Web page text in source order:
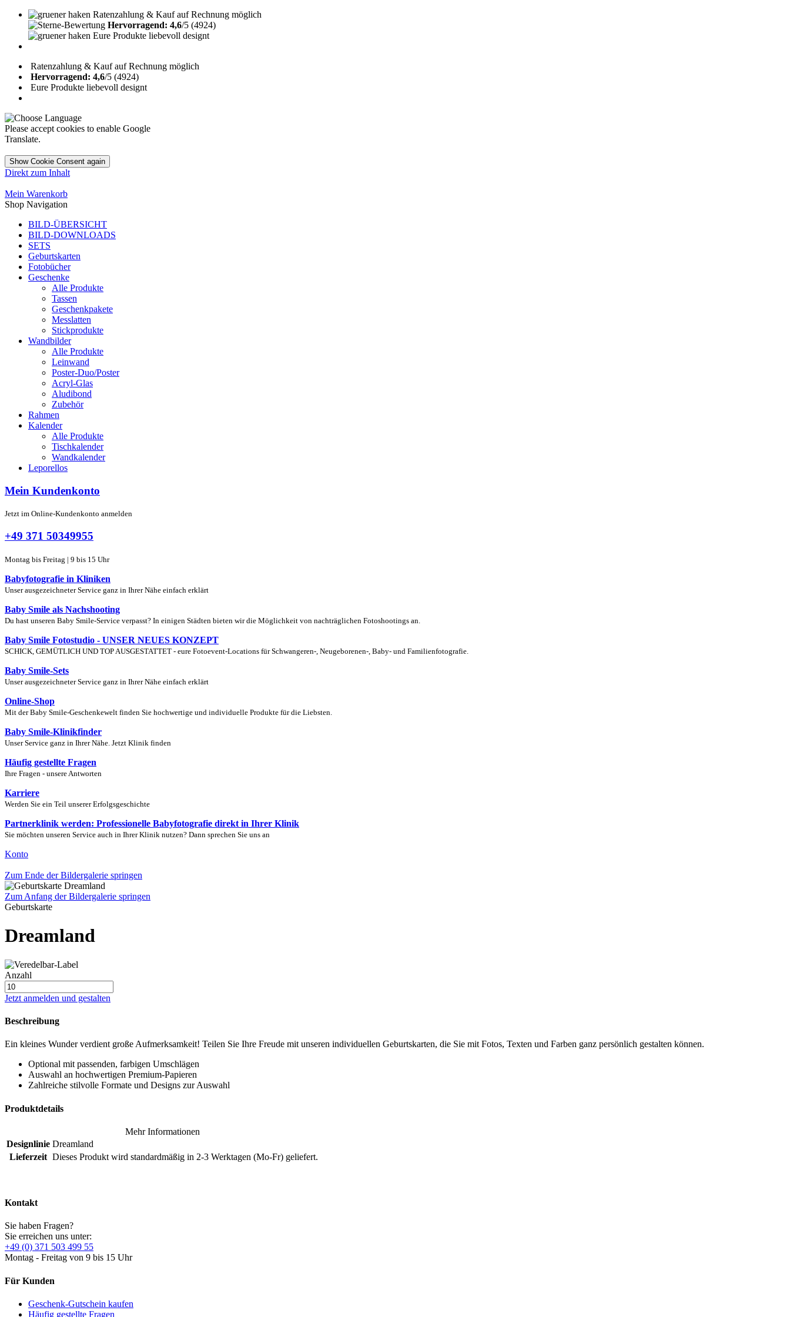
Ratenzahlung & Kauf auf Rechnung möglich
Hervorragend: 4,6/5 (4924)
Eure Produkte liebevoll designt
Ratenzahlung & Kauf auf Rechnung möglich
Hervorragend: 4,6/5 (4924)
Eure Produkte liebevoll designt
Please accept cookies to enable Google
Translate.
Show Cookie Consent again
Direkt zum Inhalt
Mein Warenkorb
Shop Navigation
BILD-ÜBERSICHT
BILD-DOWNLOADS
SETS
Geburtskarten
Fotobücher
Geschenke
Alle Produkte
Tassen
Geschenkpakete
Messlatten
Stickprodukte
Wandbilder
Alle Produkte
Leinwand
Poster-Duo/Poster
Acryl-Glas
Aludibond
Zubehör
Rahmen
Kalender
Alle Produkte
Tischkalender
Wandkalender
Leporellos
Mein Kundenkonto
Jetzt im Online-Kundenkonto anmelden
+49 371 50349955
Montag bis Freitag | 9 bis 15 Uhr
Babyfotografie in Kliniken
Unser ausgezeichneter Service ganz in Ihrer Nähe einfach erklärt
Baby Smile als Nachshooting
Du hast unseren Baby Smile-Service verpasst? In einigen Städten bieten wir die Möglichkeit von nachträglichen Fotoshootings an.
Baby Smile Fotostudio - UNSER NEUES KONZEPT
SCHICK, GEMÜTLICH UND TOP AUSGESTATTET - eure Fotoevent-Locations für Schwangeren-, Neugeborenen-, Baby- und Familienfotografie.
Baby Smile-Sets
Unser ausgezeichneter Service ganz in Ihrer Nähe einfach erklärt
Online-Shop
Mit der Baby Smile-Geschenkewelt finden Sie hochwertige und individuelle Produkte für die Liebsten.
Baby Smile-Klinikfinder
Unser Service ganz in Ihrer Nähe. Jetzt Klinik finden
Häufig gestellte Fragen
Ihre Fragen - unsere Antworten
Karriere
Werden Sie ein Teil unserer Erfolgsgeschichte
Partnerklinik werden: Professionelle Babyfotografie direkt in Ihrer Klinik
Sie möchten unseren Service auch in Ihrer Klinik nutzen? Dann sprechen Sie uns an
Konto
Zum Ende der Bildergalerie springen
Zum Anfang der Bildergalerie springen
Geburtskarte
Dreamland
Anzahl
Jetzt anmelden und gestalten
Beschreibung
Ein kleines Wunder verdient große Aufmerksamkeit! Teilen Sie Ihre Freude mit unseren individuellen Geburtskarten, die Sie mit Fotos, Texten und Farben ganz persönlich gestalten können.
Optional mit passenden, farbigen Umschlägen
Auswahl an hochwertigen Premium-Papieren
Zahlreiche stilvolle Formate und Designs zur Auswahl
Produktdetails
Mehr Informationen
Designlinie Dreamland
Lieferzeit Dieses Produkt wird standardmäßig in 2-3 Werktagen (Mo-Fr) geliefert.
Kontakt
Sie haben Fragen?
Sie erreichen uns unter:
+49 (0) 371 503 499 55
Montag - Freitag von 9 bis 15 Uhr
Für Kunden
Geschenk-Gutschein kaufen
Häufig gestellte Fragen